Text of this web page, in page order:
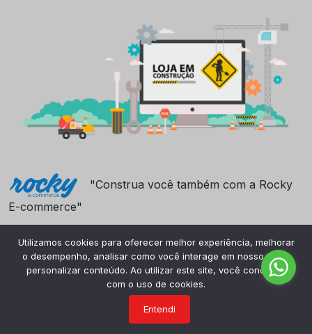
"Construa você também com a Rocky
E-commerce"
Utilizamos cookies para oferecer melhor experiência, melhorar
o desempenho, analisar como você interage em nosso site e
personalizar conteúdo. Ao utilizar este site, você concorda
com o uso de cookies.
Entendi